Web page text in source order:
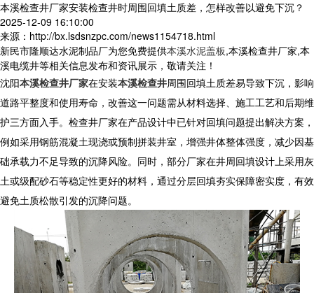
本溪检查井厂家安装检查井时周围回填土质差，怎样改善以避免下沉？
2025-12-09 16:10:00
来源：http://bx.lsdsnzpc.com/news1154718.html
新民市隆顺达水泥制品厂为您免费提供本溪水泥盖板,本溪检查井厂家,本
溪电缆井等相关信息发布和资讯展示，敬请关注！
沈阳本溪检查井厂家在安装本溪检查井周围回填土质差易导致下沉，影响
道路平整度和使用寿命，改善这一问题需从材料选择、施工工艺和后期维
护三方面入手。 检查井厂家在产品设计中已针对回填问题提出解决方案，
例如采用钢筋混凝土现浇或预制拼装井室，增强井体整体强度，减少因基
础承载力不足导致的沉降风险。同时，部分厂家在井周回填设计上采用灰
土或级配砂石等稳定性更好的材料，通过分层回填夯实保障密实度，有效
避免土质松散引发的沉降问题。